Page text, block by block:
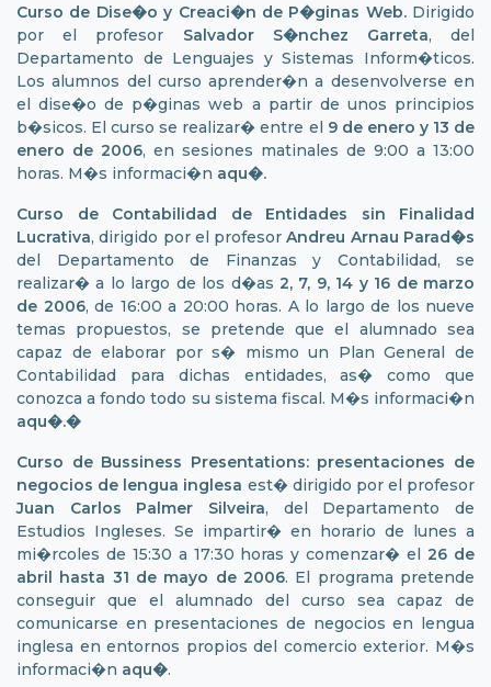
Curso de Dise�o y Creaci�n de P�ginas Web.Dirigido
por el profesor Salvador S�nchez Garreta, del
Departamento de Lenguajes y Sistemas Inform�ticos.
Los alumnos del curso aprender�n a desenvolverse en
el dise�o de p�ginas web a partir de unos principios
b�sicos. El curso se realizar� entre el 9 de enero y 13 de
enero de 2006, en sesiones matinales de 9:00 a 13:00
horas. M�s informaci�n aqu�.
Curso de Contabilidad de Entidades sin Finalidad
Lucrativa, dirigido por el profesorAndreu Arnau Parad�s
del Departamento de Finanzas y Contabilidad, se
realizar� a lo largo de los d�as 2, 7, 9, 14 y 16 de marzo
de 2006, de 16:00 a 20:00 horas. A lo largo de los nueve
temas propuestos, se pretende que el alumnado sea
capaz de elaborar por s� mismo un Plan General de
Contabilidad para dichas entidades, as� como que
conozca a fondo todo su sistema fiscal. M�s informaci�n
aqu�.�
Curso de Bussiness Presentations: presentaciones de
negocios de lengua inglesa est� dirigido por el profesor
Juan Carlos Palmer Silveira, del Departamento de
Estudios Ingleses. Se impartir� en horario de lunes a
mi�rcoles de 15:30 a 17:30 horas y comenzar� el 26 de
abril hasta 31 de mayo de 2006. El programa pretende
conseguir que el alumnado del curso sea capaz de
comunicarse en presentaciones de negocios en lengua
inglesa en entornos propios del comercio exterior. M�s
informaci�n aqu�.